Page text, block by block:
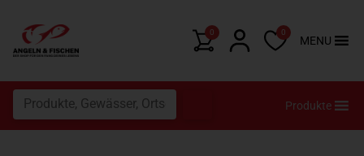
0 0
MENU
Produkte